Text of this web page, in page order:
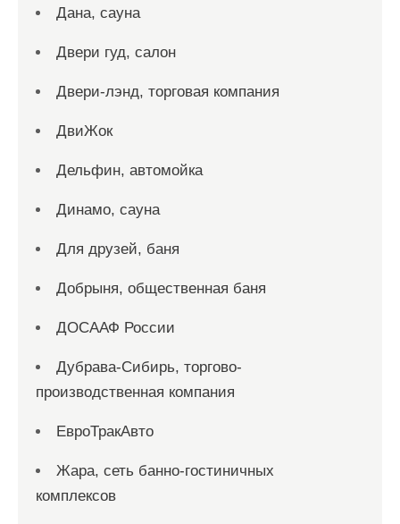
Дана, сауна
Двери гуд, салон
Двери-лэнд, торговая компания
ДвиЖок
Дельфин, автомойка
Динамо, сауна
Для друзей, баня
Добрыня, общественная баня
ДОСААФ России
Дубрава-Сибирь, торгово-
производственная компания
ЕвроТракАвто
Жара, сеть банно-гостиничных
комплексов